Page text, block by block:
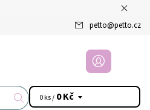
petto@petto.cz
0 ks / 0 Kč